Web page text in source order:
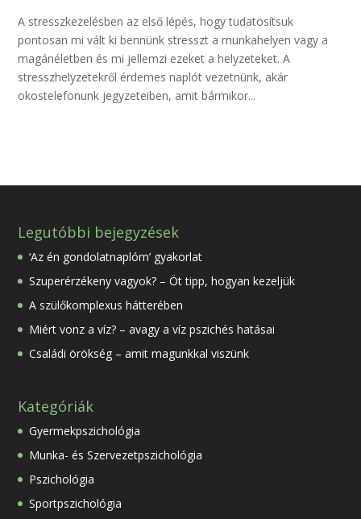
A stresszkezelésben az első lépés, hogy tudatosítsuk
pontosan mi vált ki bennünk stresszt a munkahelyen vagy a
magánéletben és mi jellemzi ezeket a helyzeteket. A
stresszhelyzetekről érdemes naplót vezetnünk, akár
okostelefonunk jegyzeteiben, amit bármikor...
Legutóbbi bejegyzések
‘Az én gondolatnaplóm’ gyakorlat
Szuperérzékeny vagyok? – Öt tipp, hogyan kezeljük
A szülőkomplexus hátterében
Miért vonz a víz? – avagy a víz pszichés hatásai
Családi örökség – amit magunkkal viszünk
Kategóriák
Gyermekpszichológia
Munka- és Szervezetpszichológia
Pszichológia
Sportpszichológia